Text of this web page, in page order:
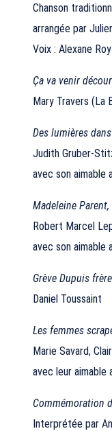
Chanson
arrangée par
Voix : Alexane Roy
Ça va venir
Mary Travers (La
Des lumières
Judith Gruber-
avec son aimable
Madeleine
Robert Marcel
avec son aimable
Grève Dupuis
Daniel Toussaint
Les femmes
Marie Savard,
avec leur aimable
Commémoration
Interprétée par